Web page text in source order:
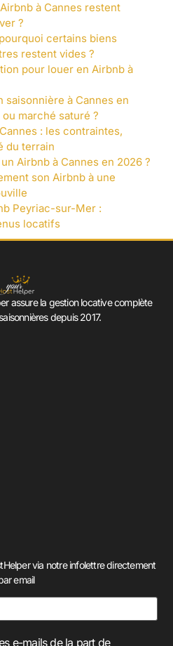
à Cannes restent
?
certains biens
restent vides ?
pour louer en Airbnb à
saisonnière à Cannes en
marché saturé ?
: les contraintes,
du terrain
Airbnb à Cannes en 2026 ?
son Airbnb à une
Peyriac-sur-Mer :
locatifs
assure la gestion locative complète
depuis 2017.
via notre infolettre directement
email
e-mails de la part de